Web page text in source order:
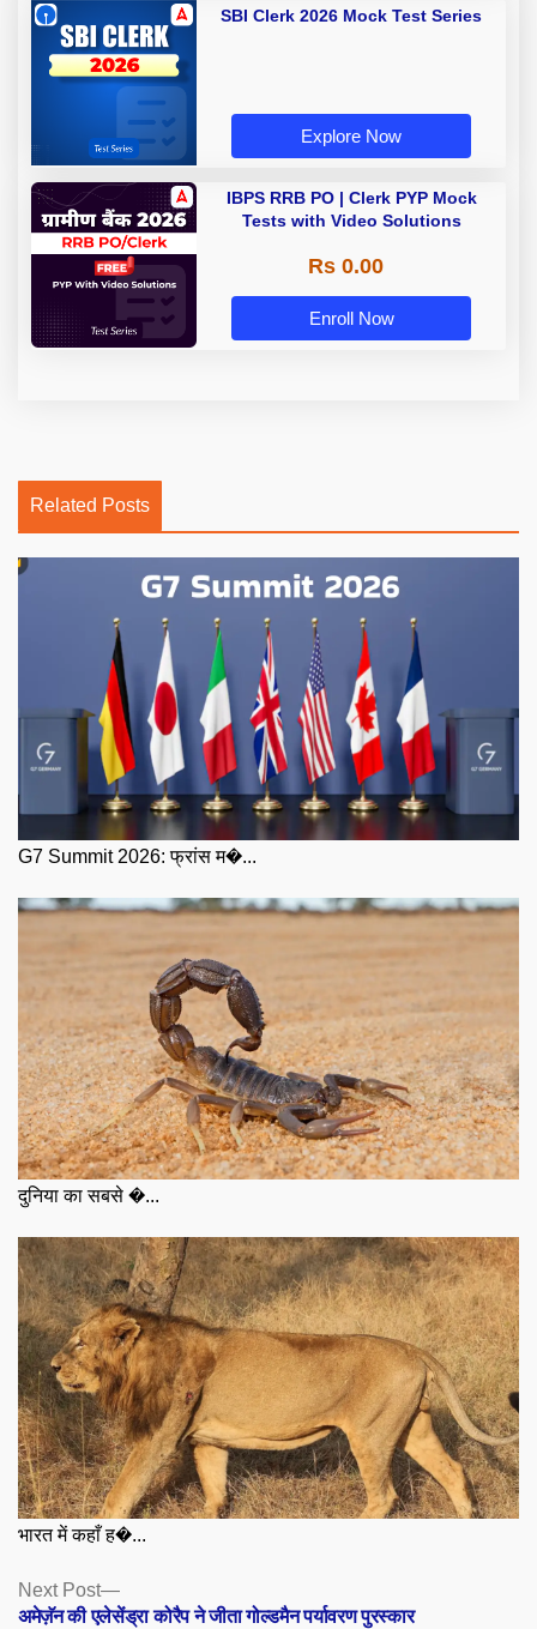
SBI Clerk 2026 Mock Test Series
Explore Now
IBPS RRB PO | Clerk PYP Mock
Tests with Video Solutions
Rs 0.00
Enroll Now
Related Posts
G7 Summit 2026: फ्रांस म�...
दुनिया का सबसे �...
भारत में कहाँ ह�...
Posts
Next Post
Next
post:
अमेज़ॅन की एलेसेंड्रा कोरैप ने जीता गोल्डमैन पर्यावरण पुरस्कार